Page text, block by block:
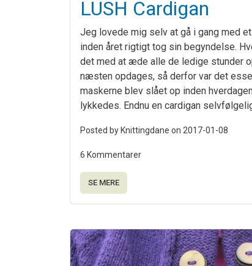
LUSH Cardigan
Jeg lovede mig selv at gå i gang med
inden året rigtigt tog sin begyndelse.
det med at æde alle de ledige stunder
næsten opdages, så derfor var det
maskerne blev slået op inden
lykkedes. Endnu en cardigan
Posted by Knittingdane on 2017-01-08
6 Kommentarer
SE MERE